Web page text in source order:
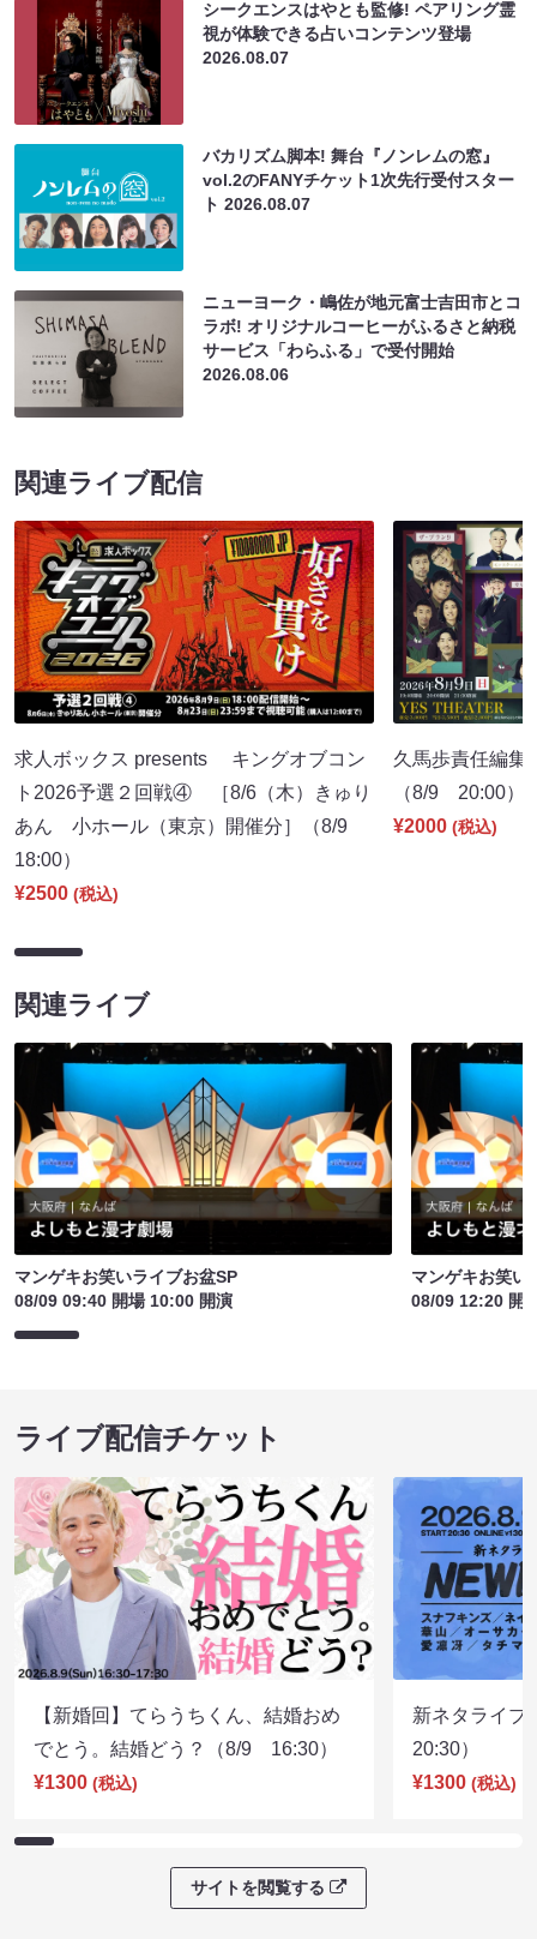
シークエンスはやとも監修! ペアリング霊
視が体験できる占いコンテンツ登場
2026.08.07
バカリズム脚本! 舞台『ノンレムの窓』
vol.2のFANYチケット1次先行受付スター
ト2026.08.07
ニューヨーク・嶋佐が地元富士吉田市とコ
ラボ! オリジナルコーヒーがふるさと納税
サービス「わらふる」で受付開始
2026.08.06
関連ライブ配信
求人ボックス presents キングオブコン
ト2026予選２回戦④ ［8/6（木）きゅり
あん 小ホール（東京）開催分］（8/9
18:00）
¥2500 (税込)
久馬歩責任編集
（8/9 20:00）
¥2000 (税込)
関連ライブ
マンゲキお笑いライブお盆SP
08/09 09:40 開場 10:00 開演
マンゲキお笑い
08/09 12:20 開
ライブ配信チケット
【新婚回】てらうちくん、結婚おめ
でとう。結婚どう？（8/9 16:30）
¥1300 (税込)
新ネタライ
20:30）
¥1300 (税込)
サイトを閲覧する